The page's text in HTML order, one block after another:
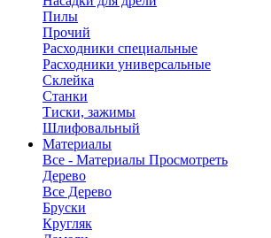
Пилы
Прочий
Расходники специальные
Расходники универсальные
Склейка
Станки
Тиски, зажимы
Шлифовальный
Материалы
Все - Материалы Просмотреть
Дерево
Все Дерево
Бруски
Кругляк